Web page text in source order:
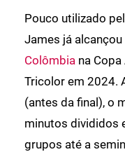
Pouco utilizado
James já
Colômbia na
Tricolor em 2024.
(antes da final), o
minutos divididos
grupos até a